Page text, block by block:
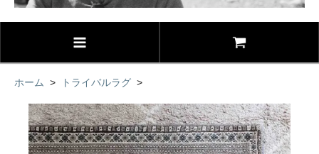
ホーム > トライバルラグ >